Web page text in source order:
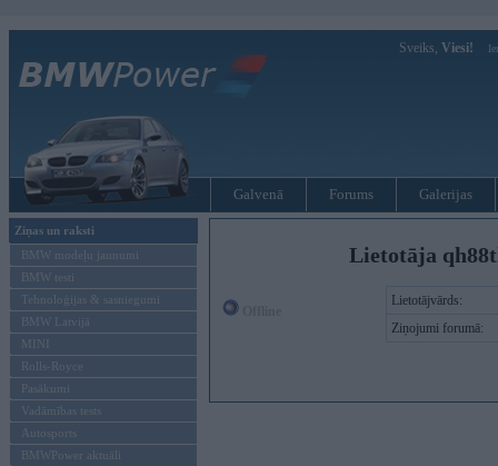
Sveiks, Viesi!
Galvenā Forums Galerijas
Ziņas un raksti
BMW modeļu jaunumi
BMW testi
Tehnoloģijas & sasniegumi
BMW Latvijā
MINI
Rolls-Royce
Pasākumi
Vadāmības tests
Autosports
BMWPower aktuāli
Lietotāja
Lietotājvārds:
Ziņojumi forumā: